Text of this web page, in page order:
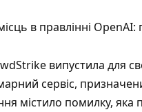
в правлінні
випустила для
сервіс,
містило помилку, яка